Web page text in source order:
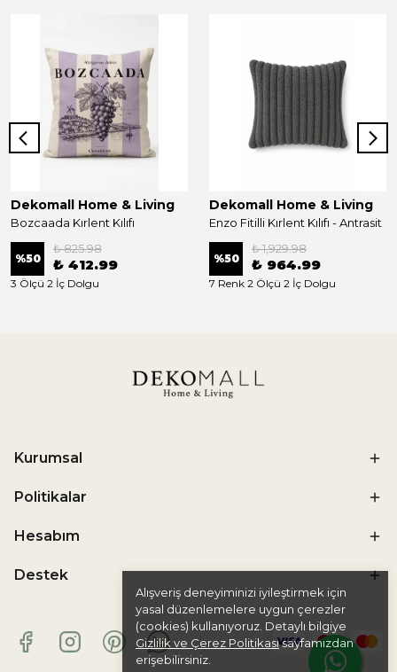
Alışveriş deneyiminizi iyileştirmek için
yasal düzenlemelere uygun çerezler
(cookies) kullanıyoruz. Detaylı bilgiye
Gizlilik ve Çerez Politikasısayfamızdan
erişebilirsiniz.
Dekomall Home & Living
Bozcaada Kırlent Kılıfı
%50
₺ 825.98
₺ 412.99
3 Ölçü 2 İç Dolgu
Dekomall Home & Living
Enzo Fitilli Kırlent Kılıfı - Antrasit
%50
₺ 1,929.98
₺ 964.99
7 Renk 2 Ölçü 2 İç Dolgu
Kurumsal
Politikalar
Hesabım
Destek